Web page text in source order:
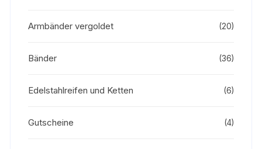
Armbänder vergoldet (20)
Bänder (36)
Edelstahlreifen und Ketten (6)
Gutscheine (4)